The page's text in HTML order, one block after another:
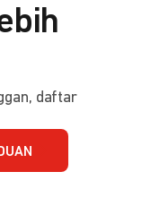
daftar